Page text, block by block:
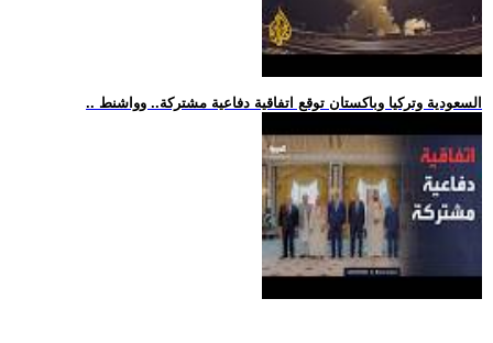
.. السعودية وتركيا وباكستان توقع اتفاقية دفاعية مشتركة.. وواشنط